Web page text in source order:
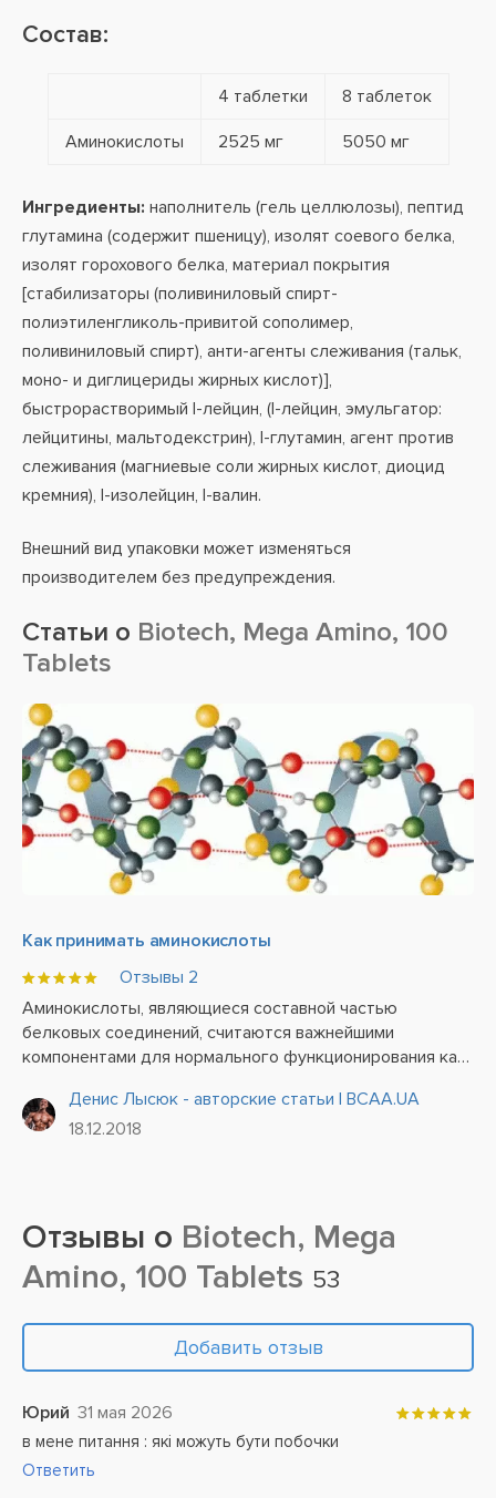
Состав:
4 таблетки 8 таблеток
Аминокислоты 2525 мг 5050 мг
Ингредиенты: наполнитель (гель целлюлозы), пептид
глутамина (содержит пшеницу), изолят соевого белка,
изолят горохового белка, материал покрытия
[стабилизаторы (поливиниловый спирт-
полиэтиленгликоль-привитой сополимер,
поливиниловый спирт), анти-агенты слеживания (тальк,
моно- и диглицериды жирных кислот)],
быстрорастворимый l-лейцин, (l-лейцин, эмульгатор:
лейцитины, мальтодекстрин), l-глутамин, агент против
слеживания (магниевые соли жирных кислот, диоцид
кремния), l-изолейцин, l-валин.
Внешний вид упаковки может изменяться
производителем без предупреждения.
Статьи о Biotech, Mega Amino, 100
Tablets
Как принимать аминокислоты
Отзывы 2
Аминокислоты, являющиеся составной частью
белковых соединений, считаются важнейшими
компонентами для нормального функционирования как
и систем.Денис Лысюк - авторские статьи | BCAA.UA
18.12.2018
Отзывы о Biotech, Mega
Amino, 100 Tablets 53
Добавить отзыв
Юрий 31 мая 2026
в мене питання : які можуть бути побочки
Ответить